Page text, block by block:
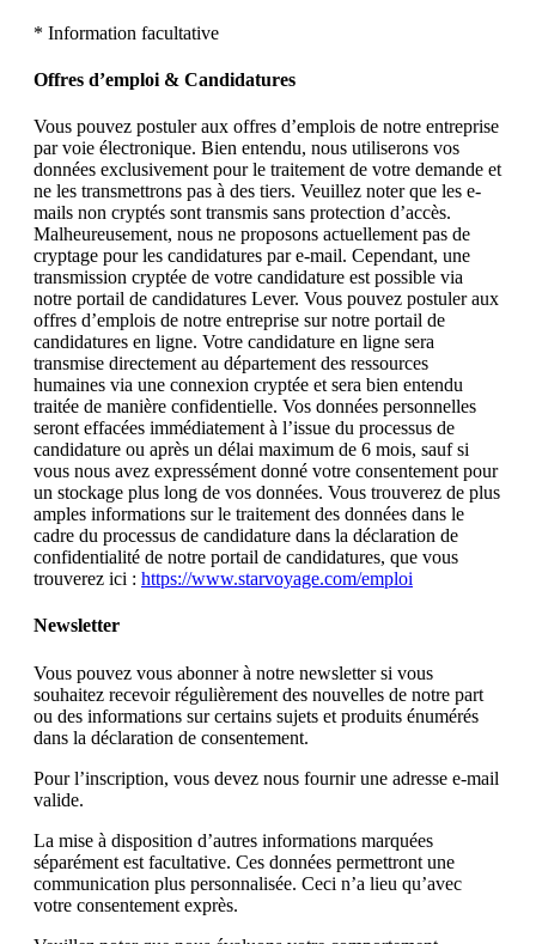
* Information facultative
Offres d’emploi & Candidatures
Vous pouvez postuler aux offres d’emplois de notre entreprise
par voie électronique. Bien entendu, nous utiliserons vos
données exclusivement pour le traitement de votre demande et
ne les transmettrons pas à des tiers. Veuillez noter que les e-
mails non cryptés sont transmis sans protection d’accès.
Malheureusement, nous ne proposons actuellement pas de
cryptage pour les candidatures par e-mail. Cependant, une
transmission cryptée de votre candidature est possible via
notre portail de candidatures Lever. Vous pouvez postuler aux
offres d’emplois de notre entreprise sur notre portail de
candidatures en ligne. Votre candidature en ligne sera
transmise directement au département des ressources
humaines via une connexion cryptée et sera bien entendu
traitée de manière confidentielle. Vos données personnelles
seront effacées immédiatement à l’issue du processus de
candidature ou après un délai maximum de 6 mois, sauf si
vous nous avez expressément donné votre consentement pour
un stockage plus long de vos données. Vous trouverez de plus
amples informations sur le traitement des données dans le
cadre du processus de candidature dans la déclaration de
confidentialité de notre portail de candidatures, que vous
trouverez ici : https://www.starvoyage.com/emploi
Newsletter
Vous pouvez vous abonner à notre newsletter si vous
souhaitez recevoir régulièrement des nouvelles de notre part
ou des informations sur certains sujets et produits énumérés
dans la déclaration de consentement.
Pour l’inscription, vous devez nous fournir une adresse e-mail
valide.
La mise à disposition d’autres informations marquées
séparément est facultative. Ces données permettront une
communication plus personnalisée. Ceci n’a lieu qu’avec
votre consentement exprès.